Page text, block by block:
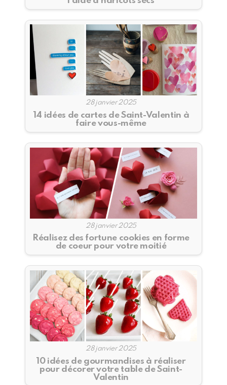
28 janvier 2025
14 idées de cartes de Saint-Valentin à
faire vous-même
28 janvier 2025
Réalisez des fortune cookies en forme
de coeur pour votre moitié
28 janvier 2025
10 idées de gourmandises à réaliser
pour décorer votre table de Saint-
Valentin